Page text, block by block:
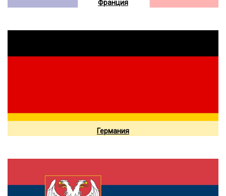
Франция
Германия